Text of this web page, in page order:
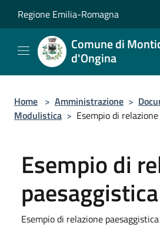
Regione Emilia-Romagna
Comune di
d'Ongina
Home > Amministrazione >
Modulistica > Esempio di
Esempio di
paesaggistica
Esempio di relazione paesaggistica